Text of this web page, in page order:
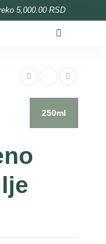
5,000.00 RSD
250ml